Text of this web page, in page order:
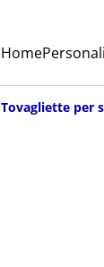
Home
Tovagliette per